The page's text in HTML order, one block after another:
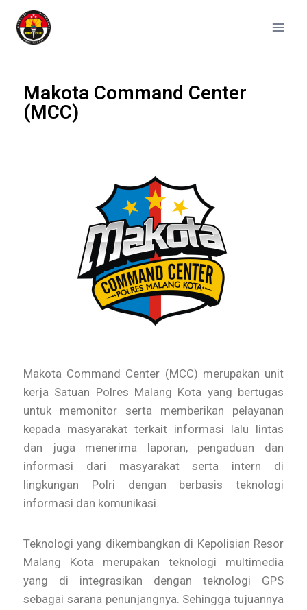
Makota Command Center
(MCC)
Makota Command Center (MCC) merupakan unit
kerja Satuan Polres Malang Kota yang bertugas
untuk memonitor serta memberikan pelayanan
kepada masyarakat terkait informasi lalu lintas
dan juga menerima laporan, pengaduan dan
informasi dari masyarakat serta intern di
lingkungan Polri dengan berbasis teknologi
informasi dan komunikasi.
Teknologi yang dikembangkan di Kepolisian Resor
Malang Kota merupakan teknologi multimedia
yang di integrasikan dengan teknologi GPS
sebagai sarana penunjangnya. Sehingga tujuannya